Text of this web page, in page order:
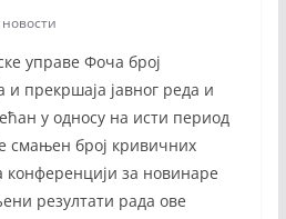
управе Фоча број
и прекршаја јавног реда и
у односу на исти период
смањен број кривичних
конференцији за новинаре
резултати рада ове